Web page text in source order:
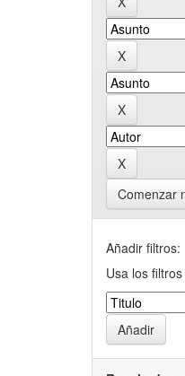
Comenzar
Añadir filtros:
Usa los